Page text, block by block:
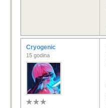
Cryogenic
15 godina